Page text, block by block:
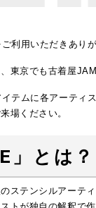
利用いただきあり
東京でも古着屋
テムに各アーティ
場ください。
」とは？
ステンシルアーテ